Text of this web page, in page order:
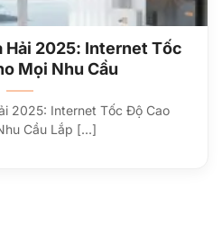
Hải 2025: Internet Tốc
Mọi Nhu Cầu
2025: Internet Tốc Độ Cao
Cầu Lắp [...]